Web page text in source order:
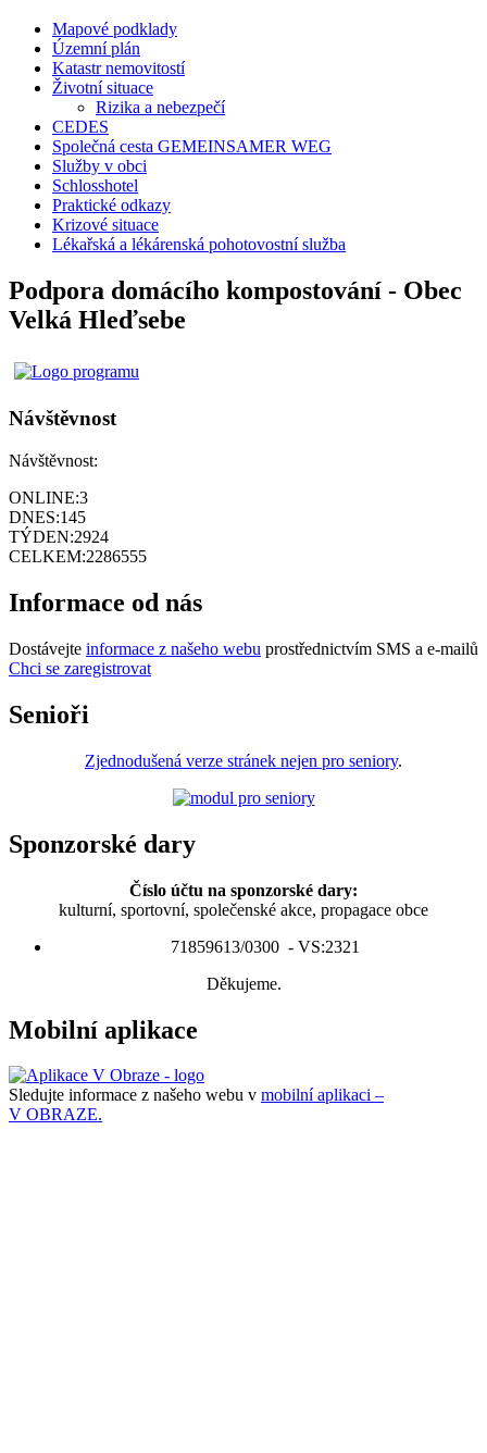
Mapové podklady
Územní plán
Katastr nemovitostí
Životní situace
Rizika a nebezpečí
CEDES
Společná cesta GEMEINSAMER WEG
Služby v obci
Schlosshotel
Praktické odkazy
Krizové situace
Lékařská a lékárenská pohotovostní služba
Podpora domácího kompostování - Obec
Velká Hleďsebe
Návštěvnost
Návštěvnost:
ONLINE:3
DNES:145
TÝDEN:2924
CELKEM:2286555
Informace od nás
Dostávejte informace z našeho webu prostřednictvím SMS a e-mailů
Chci se zaregistrovat
Senioři
Zjednodušená verze stránek nejen pro seniory.
Sponzorské dary
Číslo účtu na sponzorské dary:
kulturní, sportovní, společenské akce, propagace obce
71859613/0300 - VS:2321
Děkujeme.
Mobilní aplikace
Sledujte informace z našeho webu v mobilní aplikaci –
V OBRAZE.